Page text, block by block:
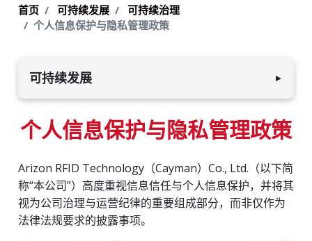
首页 可持续发展
可持续治理
个人信息保护与隐私管理政策
可持续发展 ▼
员工与社会
可持续治理
ESG组织
个人信息保护与隐私管理政策
Arizon RFID Technology（Cayman）Co., Ltd.（以下简
称“本公司”）高度重视信息信任与个人信息保护，并将其
视为公司治理与运营纪律的重要组成部分，而非仅作为
法律法规要求的披露事项。